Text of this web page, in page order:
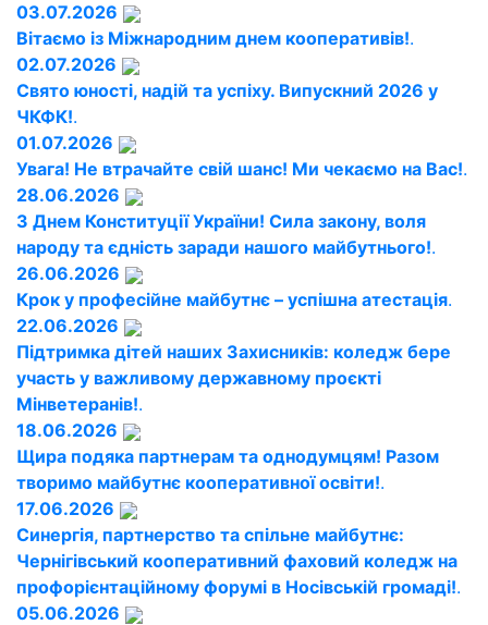
03.07.2026
Вітаємо із Міжнародним днем кооперативів!.
02.07.2026
Свято юності, надій та успіху. Випускний 2026 у
ЧКФК!.
01.07.2026
Увага! Не втрачайте свій шанс! Ми чекаємо на Вас!.
28.06.2026
З Днем Конституції України! Сила закону, воля
народу та єдність заради нашого майбутнього!.
26.06.2026
Крок у професійне майбутнє – успішна атестація.
22.06.2026
Підтримка дітей наших Захисників: коледж бере
участь у важливому державному проєкті
Мінветеранів!.
18.06.2026
Щира подяка партнерам та однодумцям! Разом
творимо майбутнє кооперативної освіти!.
17.06.2026
Синергія, партнерство та спільне майбутнє:
Чернігівський кооперативний фаховий коледж на
профорієнтаційному форумі в Носівській громаді!.
05.06.2026